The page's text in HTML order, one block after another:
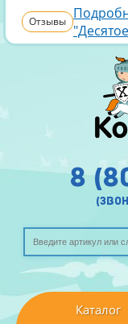
Отзывы
8
Каталог